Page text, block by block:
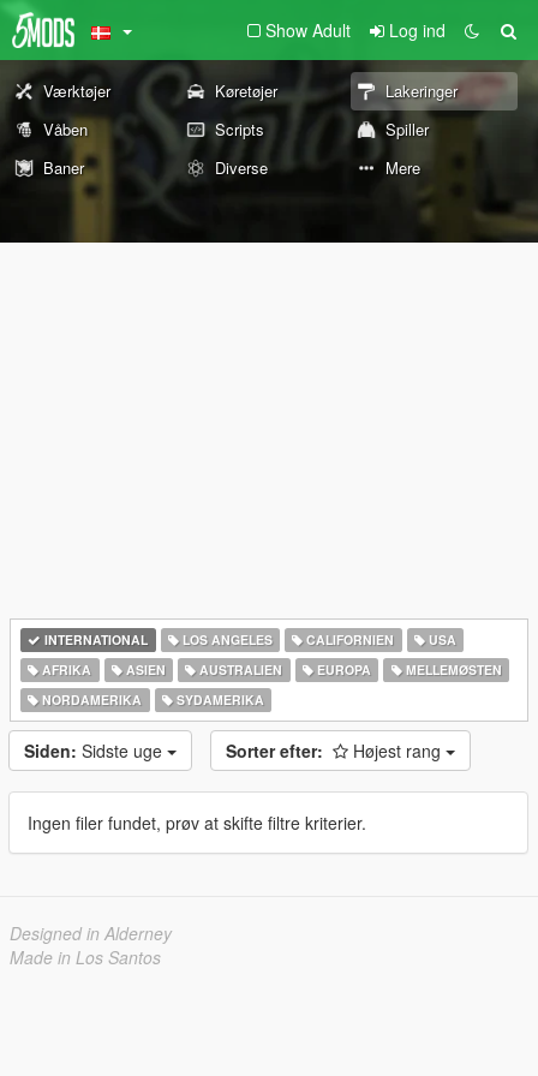
Show Adult Log ind
Værktøjer Køretøjer
Lakeringer
Våben
Scripts
Spiller
Baner
Diverse Mere
INTERNATIONAL LOS ANGELES CALIFORNIEN
USA
AFRIKA
ASIEN AUSTRALIEN EUROPA
MELLEMØSTEN
NORDAMERIKA
SYDAMERIKA
Siden: Sidste uge Sorter efter: Højest rang
Ingen filer fundet, prøv at skifte filtre kriterier.
Designed in Alderney
Made in Los Santos